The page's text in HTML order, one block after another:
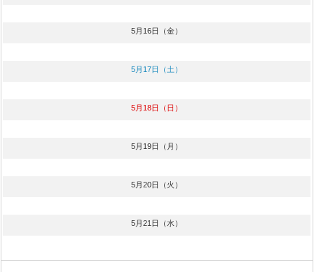
5月16日（金）
5月17日（土）
5月18日（日）
5月19日（月）
5月20日（火）
5月21日（水）